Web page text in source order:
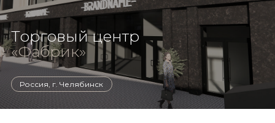
Россия, г. Челябинск
Торговый центр
«Фабрик»